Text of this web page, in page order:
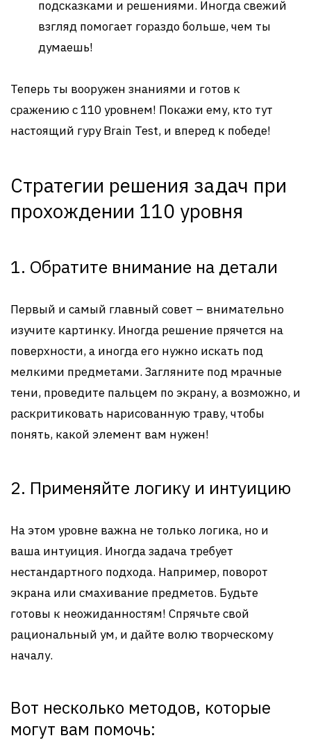
подсказками и решениями. Иногда свежий
взгляд помогает гораздо больше, чем ты
думаешь!
Теперь ты вооружен знаниями и готов к
сражению с 110 уровнем! Покажи ему, кто тут
настоящий гуру Brain Test, и вперед к победе!
Стратегии решения задач при
прохождении 110 уровня
1. Обратите внимание на детали
Первый и самый главный совет – внимательно
изучите картинку. Иногда решение прячется на
поверхности, а иногда его нужно искать под
мелкими предметами. Загляните под мрачные
тени, проведите пальцем по экрану, а возможно, и
раскритиковать нарисованную траву, чтобы
понять, какой элемент вам нужен!
2. Применяйте логику и интуицию
На этом уровне важна не только логика, но и
ваша интуиция. Иногда задача требует
нестандартного подхода. Например, поворот
экрана или смахивание предметов. Будьте
готовы к неожиданностям! Спрячьте свой
рациональный ум, и дайте волю творческому
началу.
Вот несколько методов, которые
могут вам помочь: